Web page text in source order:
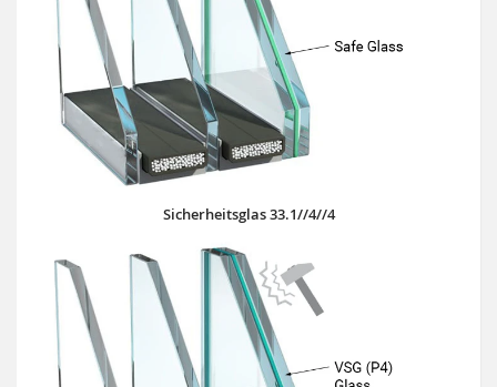
Sicherheitsglas 33.1//4//4